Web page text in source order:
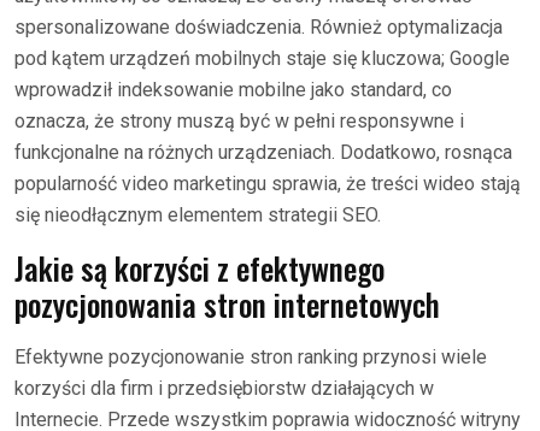
spersonalizowane doświadczenia. Również optymalizacja
pod kątem urządzeń mobilnych staje się kluczowa; Google
wprowadził indeksowanie mobilne jako standard, co
oznacza, że strony muszą być w pełni responsywne i
funkcjonalne na różnych urządzeniach. Dodatkowo, rosnąca
popularność video marketingu sprawia, że treści wideo stają
się nieodłącznym elementem strategii SEO.
Jakie są korzyści z efektywnego
pozycjonowania stron internetowych
Efektywne pozycjonowanie stron ranking przynosi wiele
korzyści dla firm i przedsiębiorstw działających w
Internecie. Przede wszystkim poprawia widoczność witryny